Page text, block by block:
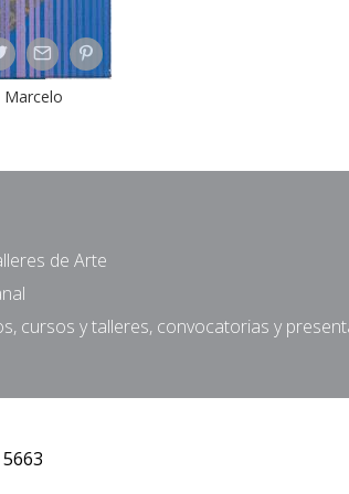
de Arte
cursos y talleres, convocatorias y